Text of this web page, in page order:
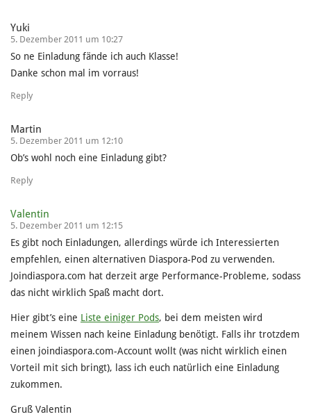
Yuki
5. Dezember 2011 um 10:27
So ne Einladung fände ich auch Klasse!
Danke schon mal im vorraus!
Reply
Martin
5. Dezember 2011 um 12:10
Ob’s wohl noch eine Einladung gibt?
Reply
Valentin
5. Dezember 2011 um 12:15
Es gibt noch Einladungen, allerdings würde ich Interessierten
empfehlen, einen alternativen Diaspora-Pod zu verwenden.
Joindiaspora.com hat derzeit arge Performance-Probleme, sodass
das nicht wirklich Spaß macht dort.
Hier gibt’s eine Liste einiger Pods, bei dem meisten wird
meinem Wissen nach keine Einladung benötigt. Falls ihr trotzdem
einen joindiaspora.com-Account wollt (was nicht wirklich einen
Vorteil mit sich bringt), lass ich euch natürlich eine Einladung
zukommen.
Gruß Valentin